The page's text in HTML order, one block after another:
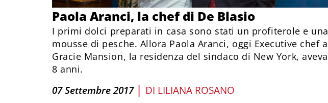
Paola Aranci, la chef di De Blasio
I primi dolci preparati in casa sono stati un profiterole e una
mousse di pesche. Allora Paola Aranci, oggi Executive chef a
Gracie Mansion, la residenza del sindaco di New York, aveva
8 anni.
07 Settembre 2017 | DI LILIANA ROSANO